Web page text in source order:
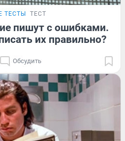
ТЕСТЫ ТЕСТ
пишут с ошибками.
их правильно?
Обсудить